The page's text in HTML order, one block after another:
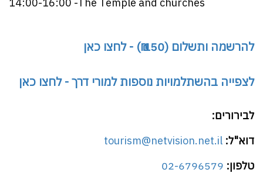
להרשמה ותשלום (150 ₪) - לחצו כאן
לצפייה בהשתלמויות נוספות למורי דרך - לחצו כאן
לבירורים:
דוא"ל: tourism@netvision.net.il
טלפון: 02-6796579